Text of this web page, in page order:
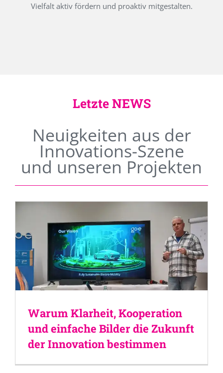
Vielfalt aktiv fördern und proaktiv mitgestalten.
Letzte NEWS
Neuigkeiten aus der
Innovations-Szene
und unseren Projekten
Warum Klarheit, Kooperation
und einfache Bilder die Zukunft
der Innovation bestimmen